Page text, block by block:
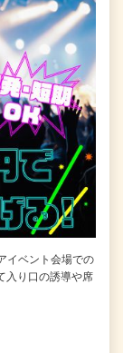
イベント会場での
入り口の誘導や席